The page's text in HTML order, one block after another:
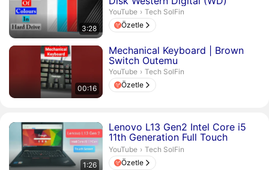
3:28
YouTube › Tech SolFin.
Tech SolFin
Özetle
00:16
Mechanical Keyboard | Brown
Switch Outemu
Süre 16 saniye
YouTube › Tech SolFin.
Tech SolFin
Özetle
1:26
Lenovo L13 Gen2 Intel Core i5
11th Generation Full Touch
Screen Laptop
Süre 1 dakika 26 saniye
YouTube › Tech SolFin.
Tech SolFin
Özetle